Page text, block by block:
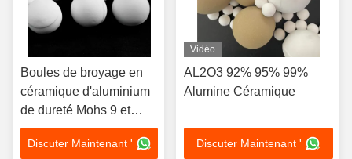
Boules de broyage en
céramique d'aluminium
de dureté Mohs 9 et
bonne résistance aux
chocs pour le broyage
Discuter Maintenant '
Vidéo
AL2O3 92% 95% 99%
Alumine Céramique
Discuter Maintenant '